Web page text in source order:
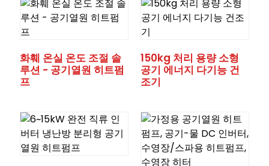
화훼 온실 온도 조절 솔
루션 - 공기열원 히트펌
프
150kg 처리 용량 소형
공기 에너지 다기능 건
조기